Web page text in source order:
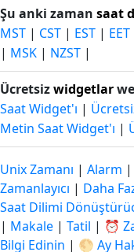
Şu anki zaman saat
MST | CST | EST | EET
| MSK | NZST |
Ücretsizwidgetlar
Saat Widget'ı |
Metin Saat Widget'ı |
Unix Zamanı | Alarm |
Zamanlayıcı | Daha
Saat Dilimi
| Makale | Tatil | ⏰
Bilgi Edinin | 🌕 Ay